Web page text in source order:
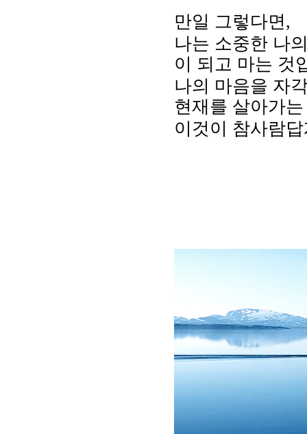
만일 그렇다면,
나는 소중한 나
이 되고 마는 것
나의 마음을 자
현재를 살아가
이것이 참사람